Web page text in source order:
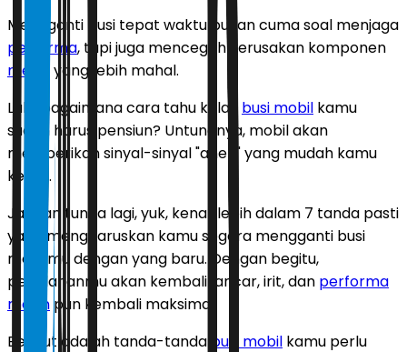
Mengganti busi tepat waktu bukan cuma soal menjaga
performa, tapi juga mencegah kerusakan komponen
mesin
yang lebih mahal.
Lalu, bagaimana cara tahu kalaubusi mobil kamu
sudah harus pensiun? Untungnya, mobil akan
memberikan sinyal-sinyal "aneh" yang mudah kamu
kenali.
Jangan tunda lagi, yuk, kenali lebih dalam 7 tanda pasti
yang mengharuskan kamu segera mengganti busi
mobilmu dengan yang baru. Dengan begitu,
perjalananmu akan kembali lancar, irit, dan performa
mesinpun kembali maksimal.
Berikut adalah tanda-tanda busi mobil kamu perlu